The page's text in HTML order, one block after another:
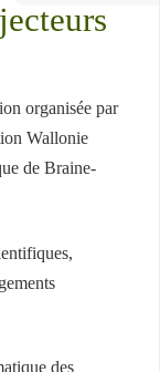
organisée par
Wallonie
de Braine-